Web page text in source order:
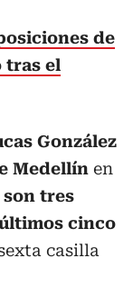
de
tras el
González
Medellín en
son tres
cinco
casilla